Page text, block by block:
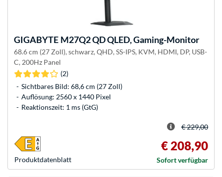
GIGABYTE M27Q2 QD QLED, Gaming-Monitor
68.6 cm (27 Zoll), schwarz, QHD, SS-IPS, KVM, HDMI, DP, USB-
C, 200Hz Panel
(2)
Sichtbares Bild: 68,6 cm (27 Zoll)
Auflösung: 2560 x 1440 Pixel
Reaktionszeit: 1 ms (GtG)
Produkt­datenblatt
€ 229,00
€ 208,90
Sofort verfügbar